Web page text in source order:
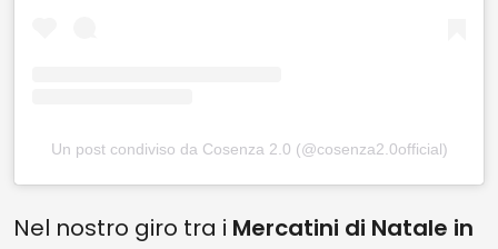
Un post condiviso da Cosenza 2.0 (@cosenza2.0official)
Nel nostro giro tra i Mercatini di Natale in